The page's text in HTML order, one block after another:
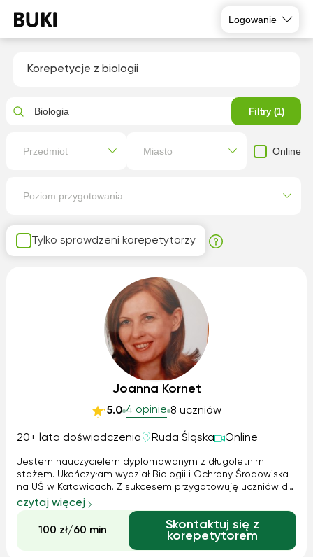
Logowanie
Korepetycje z biologii
Tylko sprawdzeni korepetytorzy
Joanna Kornet
5.0 4 opinie 8 uczniów
20+ lata doświadczenia Ruda Śląska Online
Jestem nauczycielem dyplomowanym z długoletnim
stażem. Ukończyłam wydział Biologii i Ochrony Środowiska
na UŚ w Katowicach. Z sukcesem przygotowuję uczniów do
matury z biologii głównie pod kątem kierunków
potrafię rzetelnie i skutecznie ...
czytaj więcej
100 zł/60 min
Skontaktuj się z
korepetytorem
Biologia Filtry (1)
Przedmiot Miasto Online
Poziom przygotowania